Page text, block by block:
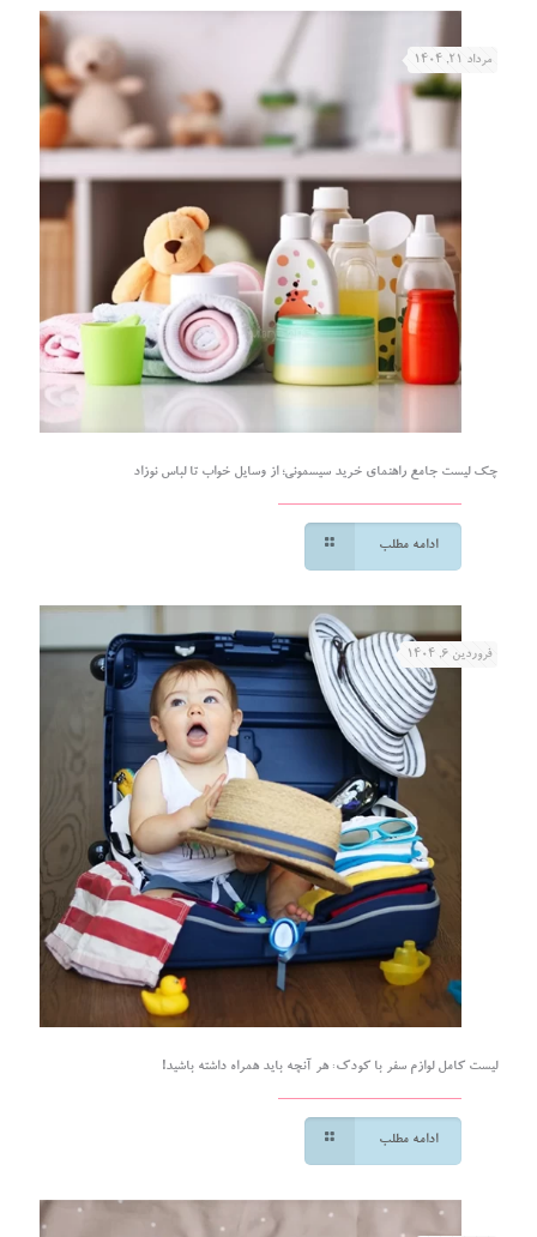
مرداد ۲۱, ۱۴۰۴
چک لیست جامع راهنمای خرید سیسمونی؛ از وسایل خواب تا لباس نوزاد
ادامه مطلب
فروردین ۶, ۱۴۰۴
لیست کامل لوازم سفر با کودک: هر آنچه باید همراه داشته باشید!
ادامه مطلب